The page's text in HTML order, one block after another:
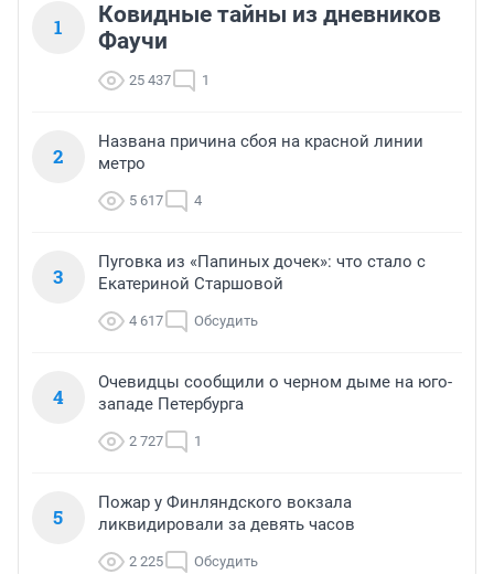
1
Ковидные тайны из дневников
Фаучи
25 437 1
2
Названа причина сбоя на красной линии
метро
5 617 4
3
Пуговка из «Папиных дочек»: что стало с
Екатериной Старшовой
4 617 Обсудить
4
Очевидцы сообщили о черном дыме на юго-
западе Петербурга
2 727 1
5
Пожар у Финляндского вокзала
ликвидировали за девять часов
2 225 Обсудить